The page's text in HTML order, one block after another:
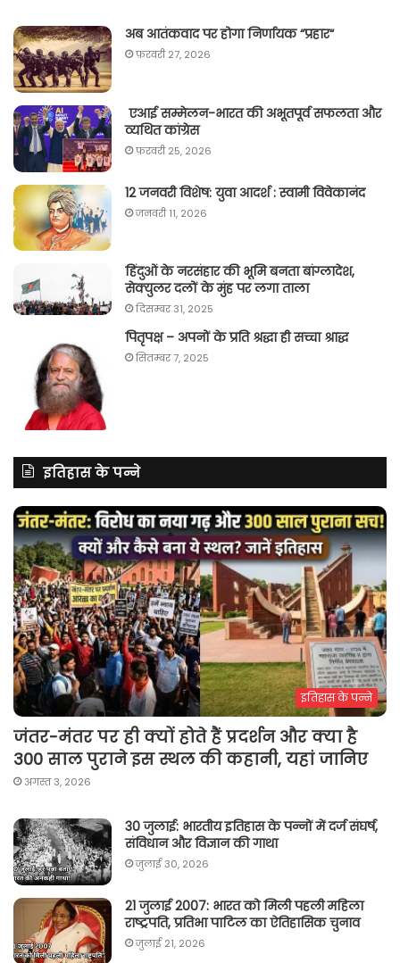
अब आतंकवाद पर होगा निर्णायक “प्रहार“
फ़रवरी 27, 2026
एआई सम्मेलन-भारत की अभूतपूर्व सफलता और
व्यथित कांग्रेस
फ़रवरी 25, 2026
12 जनवरी विशेष: युवा आदर्श : स्वामी विवेकानंद
जनवरी 11, 2026
हिंदुओं के नरसंहार की भूमि बनता बांग्लादेश,
सेक्युलर दलों के मुंह पर लगा ताला
दिसम्बर 31, 2025
पितृपक्ष – अपनों के प्रति श्रद्धा ही सच्चा श्राद्ध
सितम्बर 7, 2025
इतिहास के पन्ने
इतिहास के पन्ने
जंतर-मंतर पर ही क्यों होते हैं प्रदर्शन और क्या है
300 साल पुराने इस स्थल की कहानी, यहां जानिए
अगस्त 3, 2026
30 जुलाई: भारतीय इतिहास के पन्नों में दर्ज संघर्ष,
संविधान और विज्ञान की गाथा
जुलाई 30, 2026
21 जुलाई 2007: भारत को मिली पहली महिला
राष्ट्रपति, प्रतिभा पाटिल का ऐतिहासिक चुनाव
जुलाई 21, 2026